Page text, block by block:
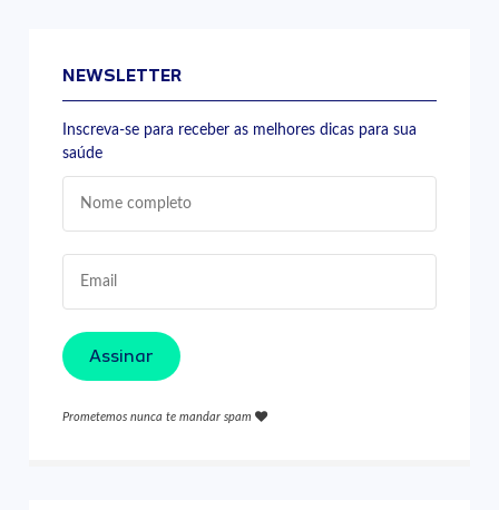
NEWSLETTER
Inscreva-se para receber as melhores dicas para sua
saúde
Assinar
Prometemos nunca te mandar spam